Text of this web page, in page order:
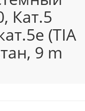
Кат.5
(TIA
9 m